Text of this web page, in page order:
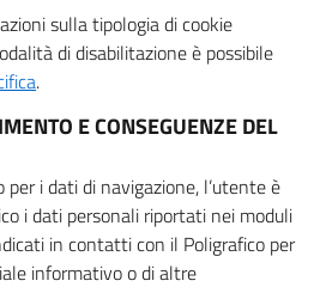
sulla tipologia di cookie
di disabilitazione è possibile
.
E CONSEGUENZE DEL
i dati di navigazione, l’utente è
i dati personali riportati nei moduli
in contatti con il Poligrafico per
informativo o di altre